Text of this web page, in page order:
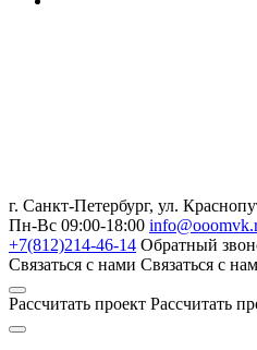
г. Санкт-Петербург, ул.
Пн-Вс 09:00-18:00
+7(812)214-46-14 Обратный
Связаться с нами Связаться с
Рассчитать проект Рассчитать